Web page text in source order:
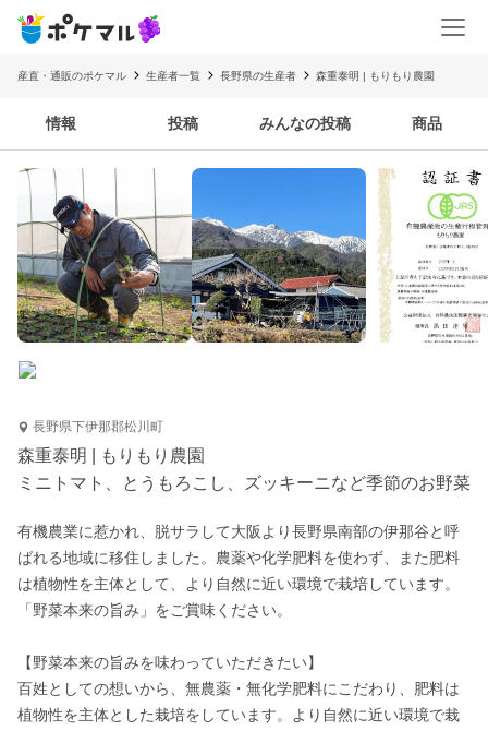
産直・通販のポケマル 生産者一覧 長野県の生産者 森重泰明 | もりもり農園
情報 投稿 みんなの投稿 商品
長野県下伊那郡松川町
森重泰明 | もりもり農園
ミニトマト、とうもろこし、ズッキーニなど季節のお野菜
有機農業に惹かれ、脱サラして大阪より長野県南部の伊那谷と呼
ばれる地域に移住しました。農薬や化学肥料を使わず、また肥料
は植物性を主体として、より自然に近い環境で栽培しています。
「野菜本来の旨み」をご賞味ください。
【野菜本来の旨みを味わっていただきたい】
百姓としての想いから、無農薬・無化学肥料にこだわり、肥料は
植物性を主体とした栽培をしています。より自然に近い環境で栽